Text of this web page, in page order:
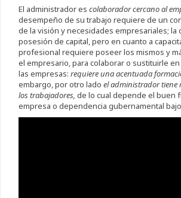
El administrador es colaborador cercano al
desempeño de su trabajo requiere de un
de la visión y necesidades empresariales; la
posesión de capital, pero en cuanto a
profesional requiere poseer los mismos y
el empresario, para colaborar o sustituirle
las empresas: requiere una acentuada
embargo, por otro lado el administrador tiene
los trabajadores, de lo cual depende el buen
empresa o dependencia gubernamental